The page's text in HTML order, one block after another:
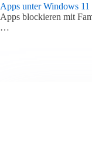
Apps unter Windows
Apps blockieren mit
…